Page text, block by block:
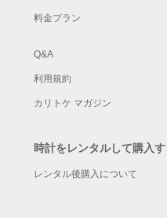
料金プラン
Q&A
利用規約
カリトケ マガジン
時計をレンタルして購入す
レンタル後購入について